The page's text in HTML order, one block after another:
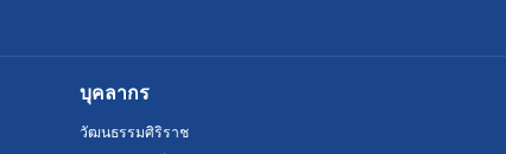
บุคลากร
วัฒนธรรมศิริราช